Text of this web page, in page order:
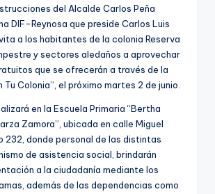
del Alcalde Carlos Peña
DIF-Reynosa que preside Carlos Luis
a los habitantes de la colonia Reserva
y sectores aledaños a aprovechar
que se ofrecerán a través de la
Tu Colonia”, el próximo martes 2 de junio.
en la Escuela Primaria “Bertha
Zamora”, ubicada en calle Miguel
232, donde personal de las distintas
de asistencia social, brindarán
a la ciudadanía mediante los
además de las dependencias como